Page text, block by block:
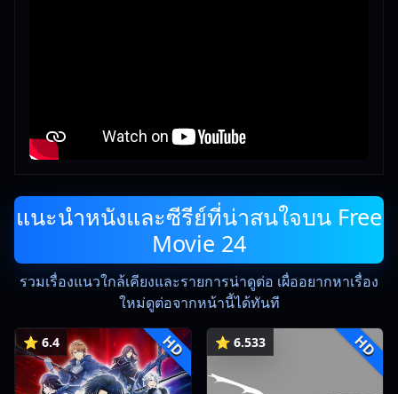
แนะนำหนังและซีรีย์ที่น่าสนใจบน Free
Movie 24
รวมเรื่องแนวใกล้เคียงและรายการน่าดูต่อ เผื่ออยากหาเรื่อง
ใหม่ดูต่อจากหน้านี้ได้ทันที
⭐ 6.4 HD ⭐ 6.533 HD